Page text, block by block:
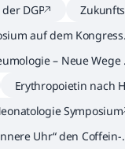
DGP
auf dem Kongress
– Neue Wege
Erythropoietin nach
Symposium
Uhr“ den Coffein-